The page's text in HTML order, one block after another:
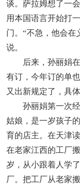
谈。萨拉姆想了一
用本国语言开始打
门。“不急，他会在
说。
后来，孙丽娟在
有订，今年订的单
又出新规定了，具
孙丽娟第一次经
姑娘，是一岁孩子
育的店主。在天津
在老家江西的工厂
岁，从小跟着人学
厂。把工厂从老家